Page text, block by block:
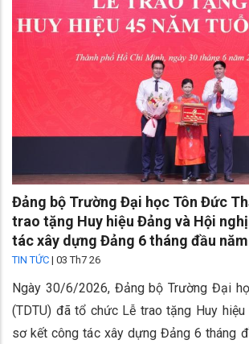
Đảng bộ Trường Đại học Tôn Đức
trao tặng Huy hiệu Đảng và Hội
tác xây dựng Đảng 6 tháng đầu
TIN TỨC | 03 Th7 26
Ngày 30/6/2026, Đảng bộ Trường Đại
(TDTU) đã tổ chức Lễ trao tặng Huy
sơ kết công tác xây dựng Đảng 6 tháng